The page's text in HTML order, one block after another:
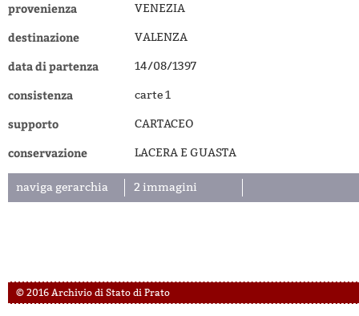
provenienza VENEZIA
destinazione VALENZA
data di partenza 14/08/1397
consistenza carte 1
supporto CARTACEO
conservazione LACERA E GUASTA
naviga gerarchia 2 immagini
© 2016 Archivio di Stato di Prato